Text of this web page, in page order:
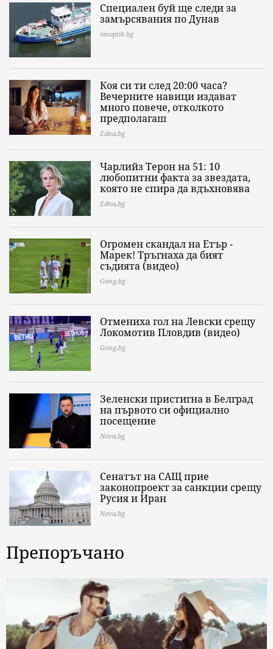
Специален буй ще следи за
замърсявания по Дунав
sinoptik.bg
Коя си ти след 20:00 часа?
Вечерните навици издават
много повече, отколкото
предполагаш
Edna.bg
Чарлийз Терон на 51: 10
любопитни факта за звездата,
която не спира да вдъхновява
Edna.bg
Огромен скандал на Етър -
Марек! Тръгнаха да бият
съдията (видео)
Gong.bg
Отмениха гол на Левски срещу
Локомотив Пловдив (видео)
Gong.bg
Зеленски пристигна в Белград
на първото си официално
посещение
Nova.bg
Сенатът на САЩ прие
законопроект за санкции срещу
Русия и Иран
Nova.bg
Препоръчано